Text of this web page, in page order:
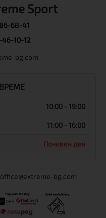
Sport
68-41
10-12
bg.com
10:00 - 19:00
11:00 - 16:00
Почивен ден
bg.com